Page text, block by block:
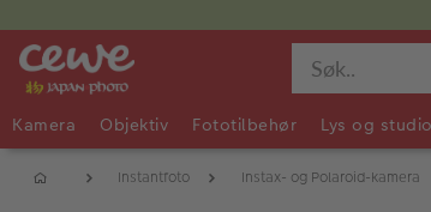
Kamera Objektiv Fototilbehør Lys og studio
Instantfoto Instax- og Polaroid-kamera